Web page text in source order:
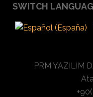
SWITCH
PRM YAZILIM